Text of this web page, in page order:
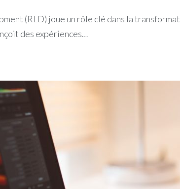
(RLD) joue un rôle clé dans la
des expériences…